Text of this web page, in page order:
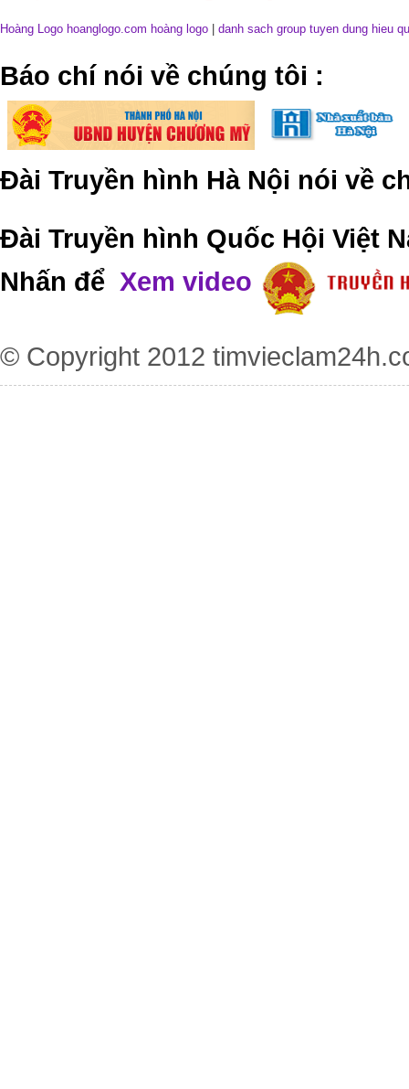
Hoàng Logo hoanglogo.com hoàng logo danh sach group tuyen dung hieu
​Báo chí nói về chúng tôi :
Đài Truyền hình Hà Nội nói về
Đài Truyền hình Quốc Hội Việt
Nhấn để Xem video
© Copyright 2012